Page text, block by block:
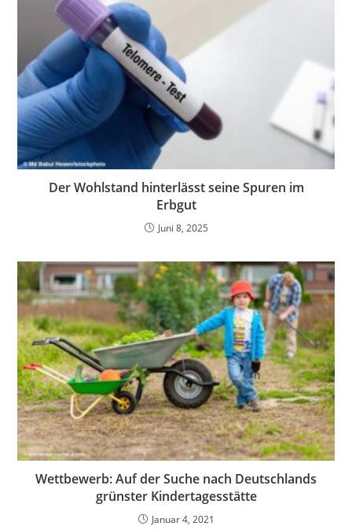
Der Wohlstand hinterlässt seine Spuren im
Erbgut
Juni 8, 2025
Wettbewerb: Auf der Suche nach Deutschlands
grünster Kindertagesstätte
Januar 4, 2021